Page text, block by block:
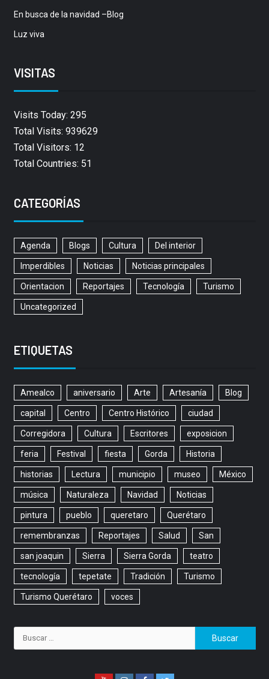
En busca de la navidad –Blog
Luz viva
VISITAS
Visits Today: 295
Total Visits: 939629
Total Visitors: 12
Total Countries: 51
CATEGORÍAS
Agenda Blogs Cultura Del interior
Imperdibles Noticias Noticias principales
Orientacion Reportajes Tecnología Turismo
Uncategorized
ETIQUETAS
Amealco aniversario Arte Artesanía Blog
capital Centro Centro Histórico ciudad
Corregidora Cultura Escritores exposicion
feria Festival fiesta Gorda Historia
historias Lectura municipio museo México
música Naturaleza Navidad Noticias
pintura pueblo queretaro Querétaro
remembranzas Reportajes Salud San
san joaquin Sierra Sierra Gorda teatro
tecnología tepetate Tradición Turismo
Turismo Querétaro voces